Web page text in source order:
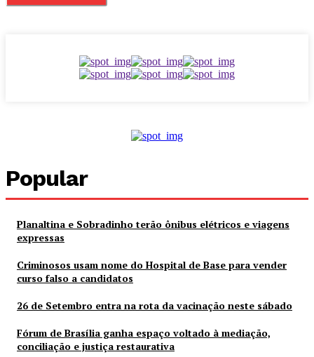
Popular
Planaltina e Sobradinho terão ônibus elétricos e viagens
expressas
Criminosos usam nome do Hospital de Base para vender
curso falso a candidatos
26 de Setembro entra na rota da vacinação neste sábado
Fórum de Brasília ganha espaço voltado à mediação,
conciliação e justiça restaurativa